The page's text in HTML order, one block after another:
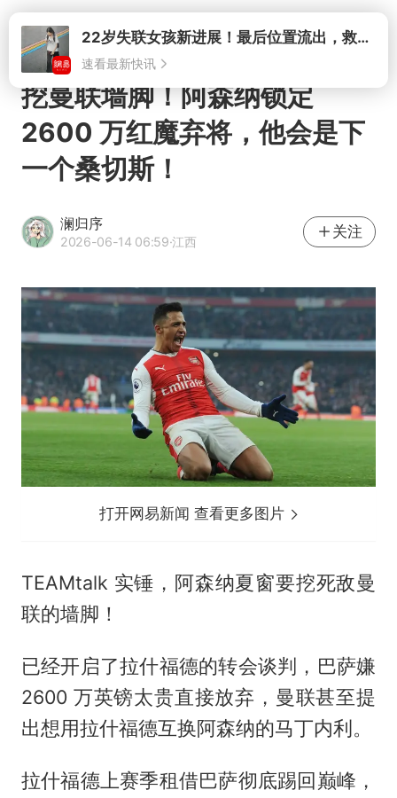
打开22岁失联女孩新进展！最后位置流出，救援队再曝两大噩耗母亲崩溃
速看最新快讯
挖曼联墙脚！阿森纳锁定
2600 万红魔弃将，他会是下
一个桑切斯！
澜归序
2026-06-14 06:59·江西
关注
打开网易新闻 查看更多图片
TEAMtalk 实锤，阿森纳夏窗要挖死敌曼
联的墙脚！
已经开启了拉什福德的转会谈判，巴萨嫌
2600 万英镑太贵直接放弃，曼联甚至提
出想用拉什福德互换阿森纳的马丁内利。
拉什福德上赛季租借巴萨彻底踢回巅峰，